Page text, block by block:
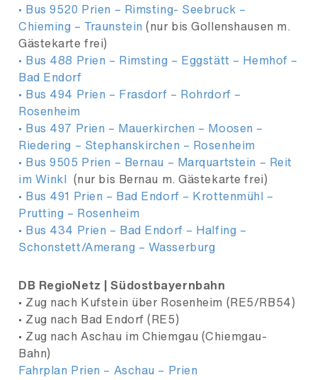
• Bus 9520 Prien – Rimsting- Seebruck –
Chieming – Traunstein(nur bis Gollenshausen m.
Gästekarte frei)
• Bus 488 Prien – Rimsting – Eggstätt – Hemhof –
Bad Endorf
• Bus 494 Prien – Frasdorf – Rohrdorf –
Rosenheim
• Bus 497 Prien – Mauerkirchen – Moosen –
Riedering – Stephanskirchen – Rosenheim
• Bus 9505 Prien – Bernau – Marquartstein – Reit
im Winkl (nur bis Bernau m. Gästekarte frei)
• Bus 491 Prien – Bad Endorf – Krottenmühl –
Prutting – Rosenheim
• Bus 434 Prien – Bad Endorf – Halfing –
Schonstett/Amerang – Wasserburg
DB RegioNetz | Südostbayernbahn
• Zug nach Kufstein über Rosenheim (RE5/RB54)
• Zug nach Bad Endorf (RE5)
• Zug nach Aschau im Chiemgau (Chiemgau-
Bahn)
Fahrplan Prien – Aschau – Prien